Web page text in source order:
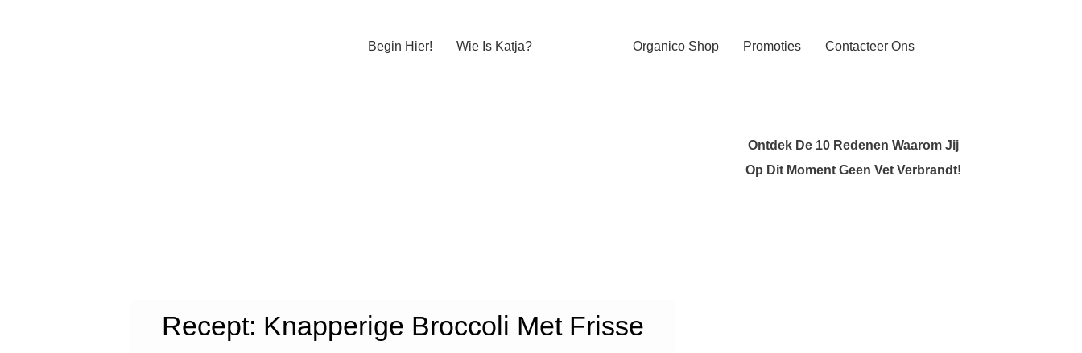
Begin Hier! Wie Is Katja? Organico Shop Promoties Contacteer Ons
Recept: Knapperige Broccoli Met Frisse
Ontdek De 10 Redenen Waarom Jij
Op Dit Moment Geen Vet Verbrandt!